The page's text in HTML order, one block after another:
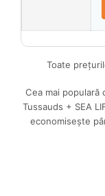
Toate
Cea mai populară
Tussauds + SEA
economisește